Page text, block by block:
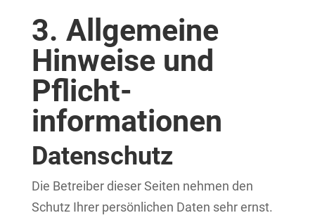
3. Allgemeine
Hinweise und
Pflicht­
informationen
Datenschutz
Die Betreiber dieser Seiten nehmen den
Schutz Ihrer persönlichen Daten sehr ernst.